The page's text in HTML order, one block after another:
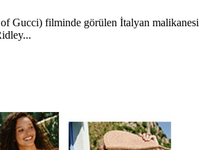
Gucci) filminde görülen İtalyan malikanesi